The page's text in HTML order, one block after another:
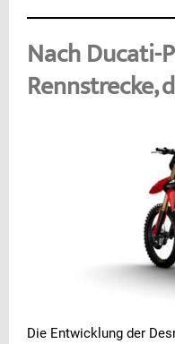
Nach Ducati-
Rennstrecke,
Die Entwicklung der